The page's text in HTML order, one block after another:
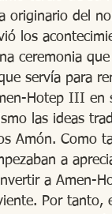
originario del
los
ceremonia
servía para
Hotep III en
las ideas
Amón. Como
a
a Amen-
Por tanto,